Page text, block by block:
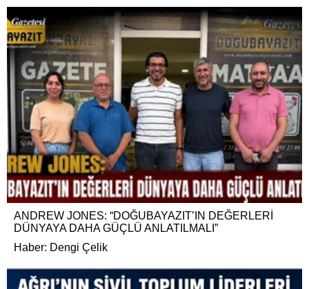
ANDREW JONES: “DOĞUBAYAZIT’IN DEĞERLERİ
DÜNYAYA DAHA GÜÇLÜ ANLATILMALI”
Haber: Dengi Çelik